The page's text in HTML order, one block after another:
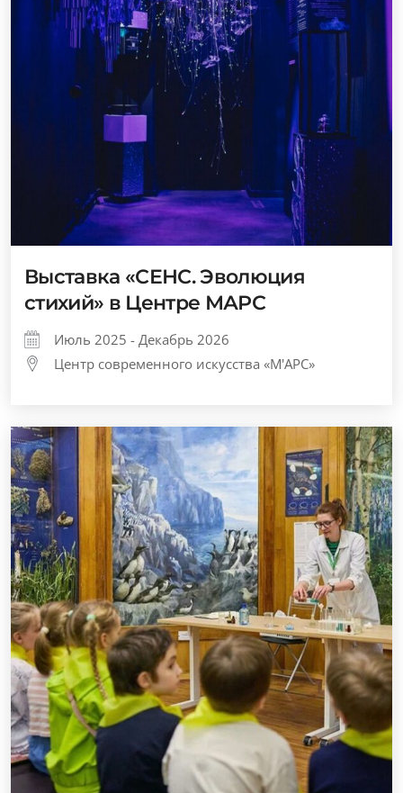
Выставка «СЕНС. Эволюция
стихий» в Центре МАРС
Июль 2025 - Декабрь 2026
Центр современного искусства «М'АРС»